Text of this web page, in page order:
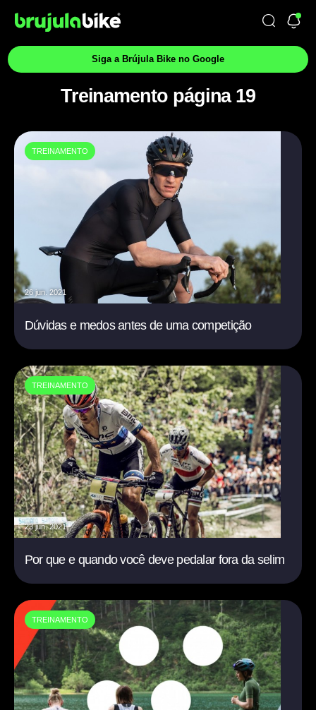
Siga a Brújula Bike no Google
Treinamento página 19
TREINAMENTO
26 jun. 2021
Dúvidas e medos antes de uma competição
TREINAMENTO
23 jun. 2021
Por que e quando você deve pedalar fora da selim
TREINAMENTO